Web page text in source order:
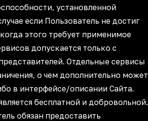
установленной
если Пользователь не достиг
этого требует применимое
допускается только с
Отдельные сервисы
о чем дополнительно может
в интерфейсе/описании Сайта.
бесплатной и добровольной.
обязан предоставить